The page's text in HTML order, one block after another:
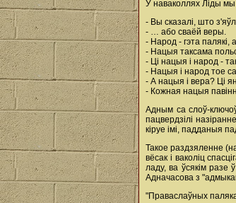
У наваколлях Ліды
- Вы сказалі, што
- … або сваёй веры.
- Народ - гэта палякі,
- Нацыя таксама
- Ці нацыя і народ -
- Нацыя і народ тое
- А нацыя і вера? Ці
- Кожная нацыя
Адным са слоў-
пацвердзілі
кіруе імі, падданыя
Такое раздзяленне
вёсак і ваколіц
ладу, ва ўсякім разе
Адначасова з
"Праваслаўных